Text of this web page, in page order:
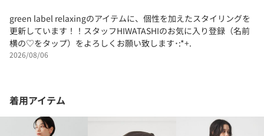
green label relaxingのアイテムに、個性を加えたスタイリングを
更新しています！！スタッフHIWATASHIのお気に入り登録（名前
横の♡をタップ）をよろしくお願い致します･:*+.
2026/08/06
着用アイテム